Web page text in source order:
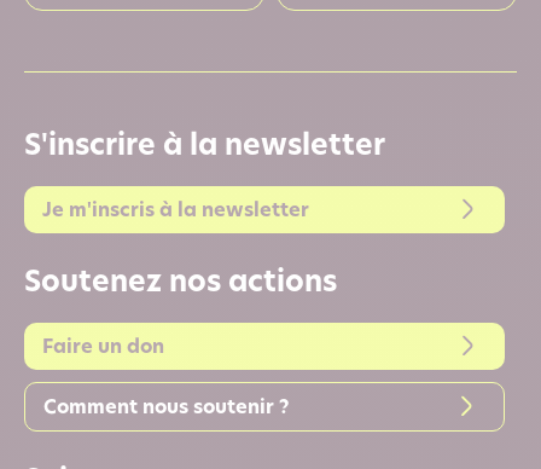
S'inscrire à la newsletter
Je m'inscris à la newsletter
Soutenez nos actions
Faire un don
Comment nous soutenir ?